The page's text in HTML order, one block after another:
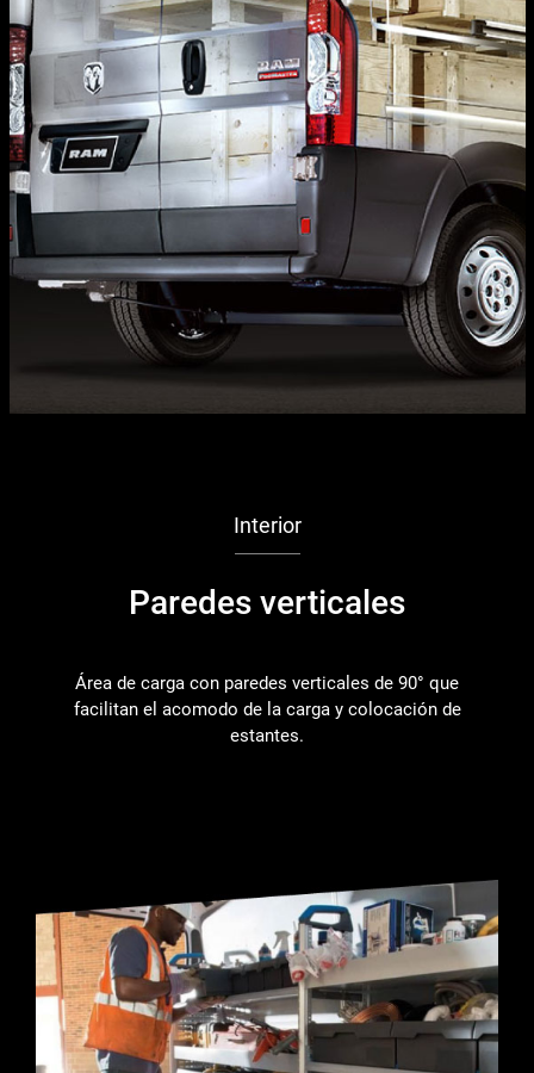
Interior
Paredes verticales
Área de carga con paredes verticales de 90° que
facilitan el acomodo de la carga y colocación de
estantes.